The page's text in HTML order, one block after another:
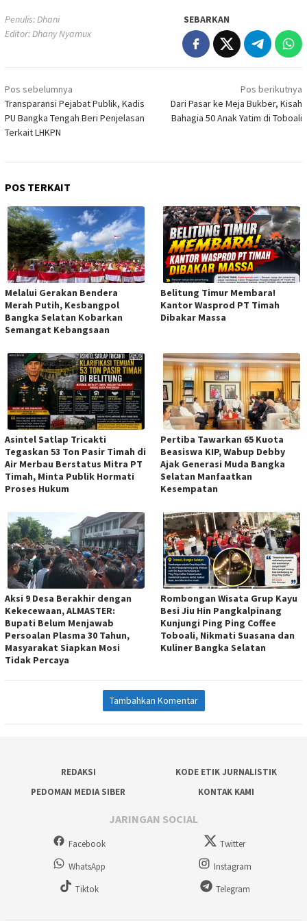
Penulis: Dhani
Editor: Dhany Nyamux
SEBARKAN
Navigasi
pos
Pos sebelumnya
Transparansi Pejabat Publik, Kadis
PU Bangka Tengah Beri Penjelasan
Terkait LHKPN
Pos berikutnya
Dari Pasar ke Meja Bukber, Kisah
Bahagia 50 Anak Yatim di Toboali
POS TERKAIT
Melalui Gerakan Bendera
Merah Putih, Kesbangpol
Bangka Selatan Kobarkan
Semangat Kebangsaan
Belitung Timur Membara!
Kantor Wasprod PT Timah
Dibakar Massa
Asintel Satlap Tricakti
Tegaskan 53 Ton Pasir Timah di
Air Merbau Berstatus Mitra PT
Timah, Minta Publik Hormati
Proses Hukum
Pertiba Tawarkan 65 Kuota
Beasiswa KIP, Wabup Debby
Ajak Generasi Muda Bangka
Selatan Manfaatkan
Kesempatan
Aksi 9 Desa Berakhir dengan
Kekecewaan, ALMASTER:
Bupati Belum Menjawab
Persoalan Plasma 30 Tahun,
Masyarakat Siapkan Mosi
Tidak Percaya
Rombongan Wisata Grup Kayu
Besi Jiu Hin Pangkalpinang
Kunjungi Ping Ping Coffee
Toboali, Nikmati Suasana dan
Kuliner Bangka Selatan
Tambahkan Komentar
REDAKSI
KODE ETIK JURNALISTIK
PEDOMAN MEDIA SIBER
KONTAK KAMI
JARINGAN SOCIAL
Facebook
Twitter
WhatsApp
Instagram
Tiktok
Telegram